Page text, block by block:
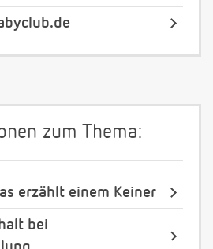
zum Thema:
erzählt einem Keiner
bei